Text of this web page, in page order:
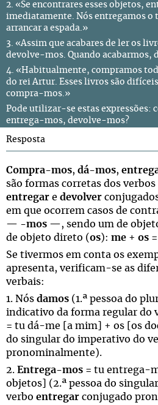
2. «Se encontrares esses objetos,
imediatamente. Nós entregamos o
arrancar a espada.»
3. «Assim que acabares de ler os
devolve-mos. Quando acabarmos,
4. «Habitualmente, compramos
do rei Artur. Esses livros são
compra-mos.»
Pode utilizar-se estas expressões:
entrega-mos, devolve-mos?
Resposta
Compra-mos, dá-mos,
são formas corretas dos verbos
entregar e devolver
em que ocorrem casos de
— -mos —, sendo um de
de objeto direto (os): me + os =
Se tivermos em conta os
apresenta, verificam-se as
verbais:
1. Nós damos (1.ª pessoa do
indicativo da forma regular do
= tu dá-me [a mim] + os [os
do singular do imperativo do
pronominalmente).
2. Entrega-mos = tu entrega-
objetos] (2.ª pessoa do
verbo entregar conjugado